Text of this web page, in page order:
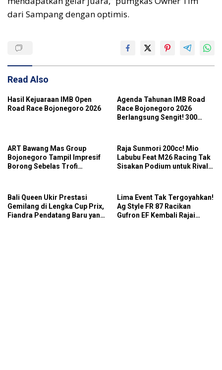
dari Sampang dengan optimis.
Read Also
Hasil Kejuaraan IMB Open
Road Race Bojonegoro 2026
Agenda Tahunan IMB Road
Race Bojonegoro 2026
Berlangsung Sengit! 300
ART Bawang Mas Group
Bojonegoro Tampil Impresif
Borong Sebelas Trofi
Raja Sunmori 200cc! Mio
Labubu Feat M26 Racing Tak
Sisakan Podium untuk Rival
Bali Queen Ukir Prestasi
Gemilang di Lengka Cup Prix,
Fiandra Pendatang Baru yang
Lima Event Tak Tergoyahkan!
Ag Style FR 87 Racikan
Gufron EF Kembali Rajai